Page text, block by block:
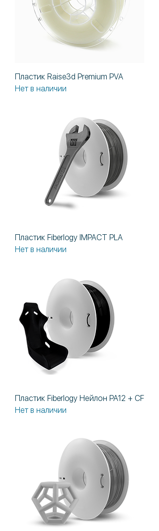
Пластик Raise3d Premium PVA
Нет в наличии
Пластик Fiberlogy IMPACT PLA
Нет в наличии
Пластик Fiberlogy Нейлон PA12 + CF
Нет в наличии